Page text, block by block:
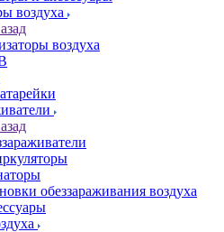
воздуха
воздуха
обеззараживания воздуха